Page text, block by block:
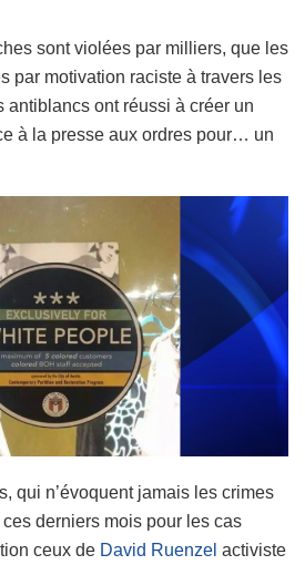
sont violées par milliers, que les
par motivation raciste à travers les
antiblancs ont réussi à créer un
à la presse aux ordres pour… un
qui n’évoquent jamais les crimes
derniers mois pour les cas
ceux de David Ruenzel activiste